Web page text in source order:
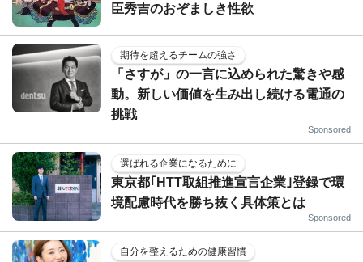
臣秀吉のおぞましき性欲
期待を超えるチームの強さ
「さすが」の一言に込められた驚きや感
動。新しい価値を生み出し続ける電通の
挑戦
Sponsored
選ばれる企業になるために
東京都｢HTT取組推進宣言企業｣登録で環
境配慮時代を勝ち抜く具体策とは
Sponsored
自分を整えるための健康習慣